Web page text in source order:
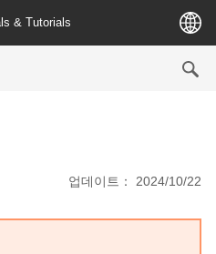
& Tutorials
업데이트： 2024/10/22